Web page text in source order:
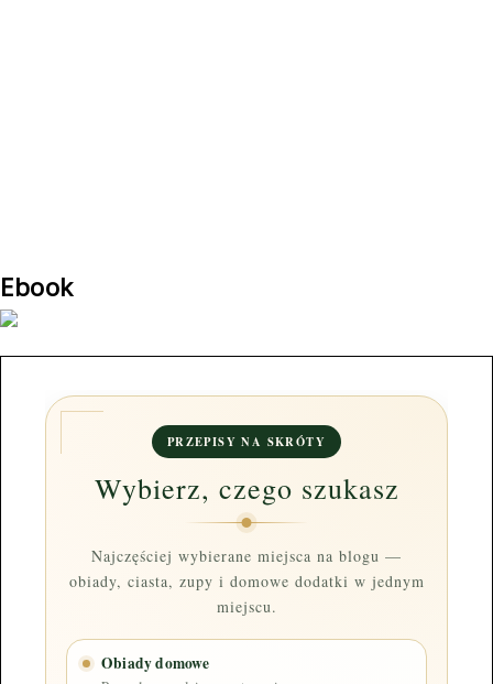
Ebook
PRZEPISY NA SKRÓTY
Wybierz, czego szukasz
Najczęściej wybierane miejsca na blogu —
obiady, ciasta, zupy i domowe dodatki w jednym
miejscu.
Obiady domowe